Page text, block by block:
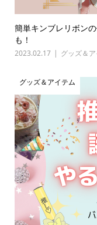
簡単キンブレリボン
も！
2023.02.17 グッズ＆
グッズ＆アイテム